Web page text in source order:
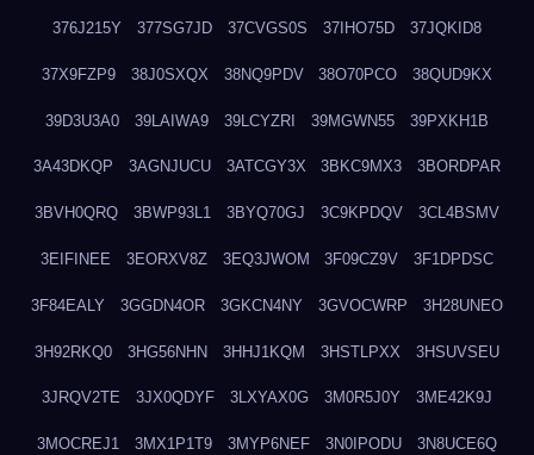
376J215Y 377SG7JD 37CVGS0S 37IHO75D 37JQKID8
37X9FZP9 38J0SXQX 38NQ9PDV 38O70PCO 38QUD9KX
39D3U3A0 39LAIWA9 39LCYZRI 39MGWN55 39PXKH1B
3A43DKQP 3AGNJUCU 3ATCGY3X 3BKC9MX3 3BORDPAR
3BVH0QRQ 3BWP93L1 3BYQ70GJ 3C9KPDQV 3CL4BSMV
3EIFINEE 3EORXV8Z 3EQ3JWOM 3F09CZ9V 3F1DPDSC
3F84EALY 3GGDN4OR 3GKCN4NY 3GVOCWRP 3H28UNEO
3H92RKQ0 3HG56NHN 3HHJ1KQM 3HSTLPXX 3HSUVSEU
3JRQV2TE 3JX0QDYF 3LXYAX0G 3M0R5J0Y 3ME42K9J
3MOCREJ1 3MX1P1T9 3MYP6NEF 3N0IPODU 3N8UCE6Q